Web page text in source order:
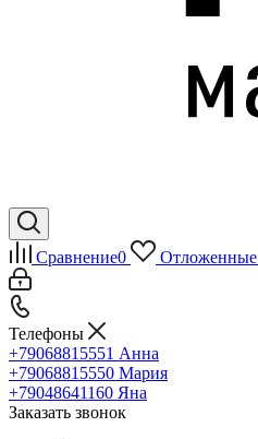
Сравнение0 Отложенные
Телефоны
+79068815551 Анна
+79068815550 Мария
+79048641160 Яна
Заказать звонок